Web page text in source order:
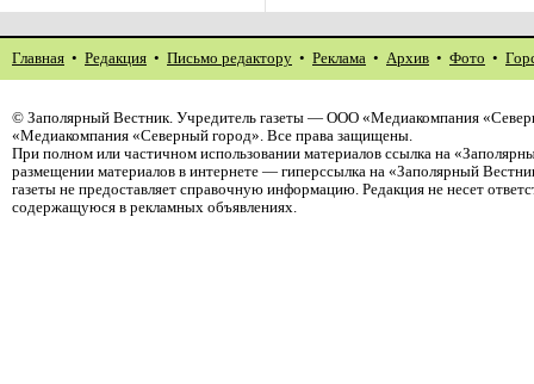
Главная • Редакция • Письмо редактору • Реклама • Архив • Фото •
© Заполярный Вестник. Учредитель газеты — ООО «Медиакомпания
«Медиакомпания «Северный город». Все права защищены.
При полном или частичном использовании материалов ссылка на
размещении материалов в интернете — гиперссылка на «Заполярный
газеты не предоставляет справочную информацию. Редакция не несет
содержащуюся в рекламных объявлениях.